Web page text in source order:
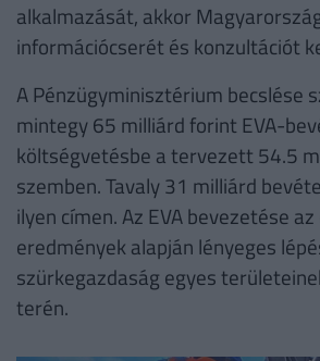
alkalmazását, akkor
információcserét és konzultációt
A Pénzügyminisztérium becslése
mintegy 65 milliárd forint EVA-
költségvetésbe a tervezett 54.5
szemben. Tavaly 31 milliárd
ilyen címen. Az EVA bevezetése
eredmények alapján lényeges
szürkegazdaság egyes
terén.